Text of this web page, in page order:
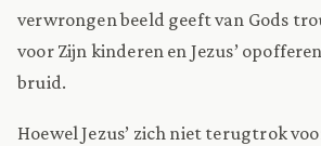
verwrongen beeld geeft van Gods
voor Zijn kinderen en Jezus’
bruid.
Hoewel Jezus’ zich niet terugtrok